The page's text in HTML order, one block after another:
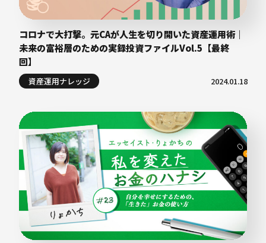
コロナで大打撃。元CAが人生を切り開いた資産運用術｜
未来の富裕層のための実録投資ファイルVol.5【最終
回】
資産運用ナレッジ 2024.01.18